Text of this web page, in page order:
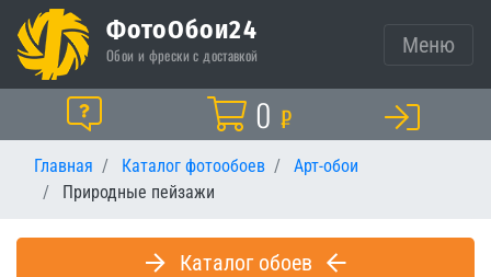
ФотоОбои24
Обои и фрески с доставкой Меню
Помощь Корзина
0 ₽
Главная Каталог фотообоев
Арт-обои
Природные пейзажи
Каталог обоев